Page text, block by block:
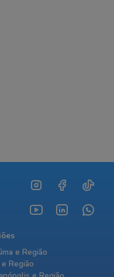
e Região
Região